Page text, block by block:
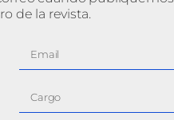
de la revista.